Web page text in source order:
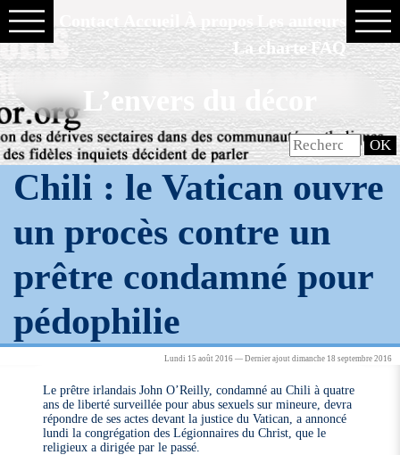
La charte FAQ
L’envers du décor
Chili : le Vatican ouvre
un procès contre un
prêtre condamné pour
pédophilie
Lundi 15 août 2016 — Dernier ajout dimanche 18 septembre 2016
Le prêtre irlandais John O’Reilly, condamné au Chili à quatre
ans de liberté surveillée pour abus sexuels sur mineure, devra
répondre de ses actes devant la justice du Vatican, a annoncé
lundi la congrégation des Légionnaires du Christ, que le
religieux a dirigée par le passé.